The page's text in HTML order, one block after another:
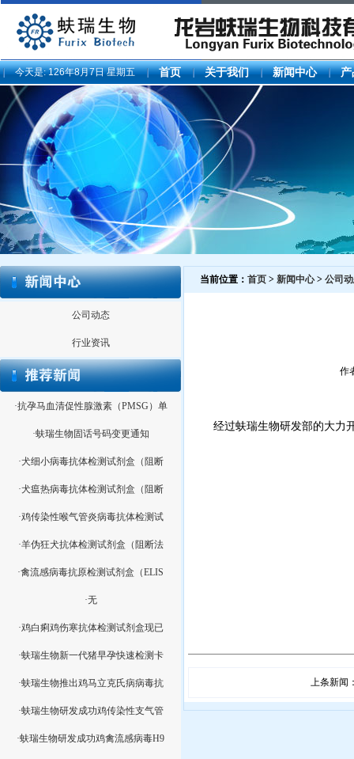
今天是:126年8月7日 星期五 首页 关于我们 新闻中心 产
公司动态
行业资讯
·抗孕马血清促性腺激素（PMSG）单
·蚨瑞生物固话号码变更通知
·犬细小病毒抗体检测试剂盒（阻断
·犬瘟热病毒抗体检测试剂盒（阻断
·鸡传染性喉气管炎病毒抗体检测试
·羊伪狂犬抗体检测试剂盒（阻断法
·禽流感病毒抗原检测试剂盒（ELIS
·无
·鸡白痢鸡伤寒抗体检测试剂盒现已
·蚨瑞生物新一代猪早孕快速检测卡
·蚨瑞生物推出鸡马立克氏病病毒抗
·蚨瑞生物研发成功鸡传染性支气管
·蚨瑞生物研发成功鸡禽流感病毒H9
当前位置： 首页 > 新闻中心> 公司
作
经过蚨瑞生物研发部的大力
上条新闻